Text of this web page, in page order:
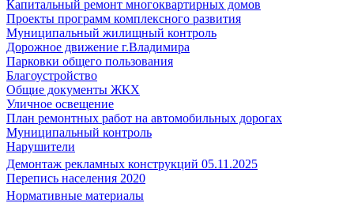
Капитальный ремонт многоквартирных домов
Проекты программ комплексного развития
Муниципальный жилищный контроль
Дорожное движение г.Владимира
Парковки общего пользования
Благоустройство
Общие документы ЖКХ
Уличное освещение
План ремонтных работ на автомобильных дорогах
Муниципальный контроль
Нарушители
Демонтаж рекламных конструкций 05.11.2025
Перепись населения 2020
Нормативные материалы